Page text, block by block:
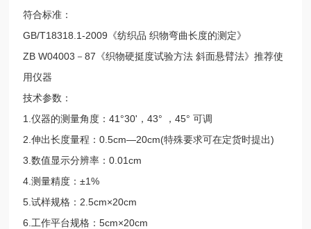
符合标准：
GB/T18318.1-2009《纺织品 织物弯曲长度的测定》
ZB W04003－87《织物硬挺度试验方法 斜面悬臂法》推荐使
用仪器
技术参数：
1.仪器的测量角度：41°30'，43° ，45° 可调
2.伸出长度量程：0.5cm—20cm(特殊要求可在定货时提出)
3.数值显示分辨率：0.01cm
4.测量精度：±1%
5.试样规格：2.5cm×20cm
6.工作平台规格：5cm×20cm